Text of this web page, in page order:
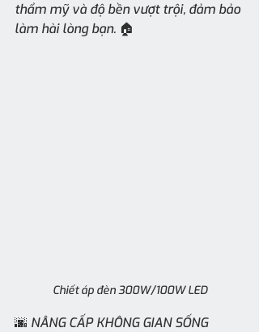
thẩm mỹ và độ bền vượt trội, đảm bảo
làm hài lòng bạn. 🏠
Chiết áp đèn 300W/100W LED
🌆 NÂNG CẤP KHÔNG GIAN SỐNG